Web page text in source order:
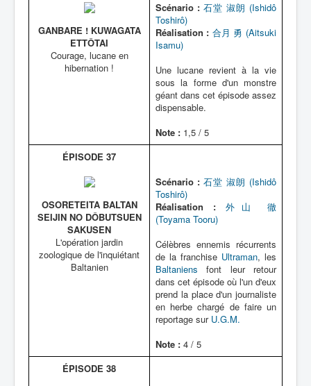
GANBARE ! KUWAGATA
ETTÔTAI
Courage, lucane en
hibernation !
Scénario : 石堂 淑朗 (Ishidô
Toshirô)
Réalisation : 合月 勇 (Aitsuki
Isamu)
Une lucane revient à la vie
sous la forme d'un monstre
géant dans cet épisode assez
dispensable.
Note : 1,5 / 5
ÉPISODE 37
OSORETEITA BALTAN
SEIJIN NO DÔBUTSUEN
SAKUSEN
L'opération jardin
zoologique de l'inquiétant
Baltanien
Scénario : 石堂 淑朗 (Ishidô
Toshirô)
Réalisation :
外山 徹
(Toyama Tooru)
Célèbres ennemis récurrents
de la franchise Ultraman, les
Baltaniens font leur retour
dans cet épisode où l'un d'eux
prend la place d'un journaliste
en herbe chargé de faire un
reportage sur U.G.M.
Note : 4 / 5
ÉPISODE 38